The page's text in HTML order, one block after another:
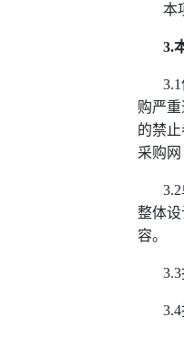
本
3.
3.1
购严
的禁
采购网
3.2
整体
容。
3.3
3.4